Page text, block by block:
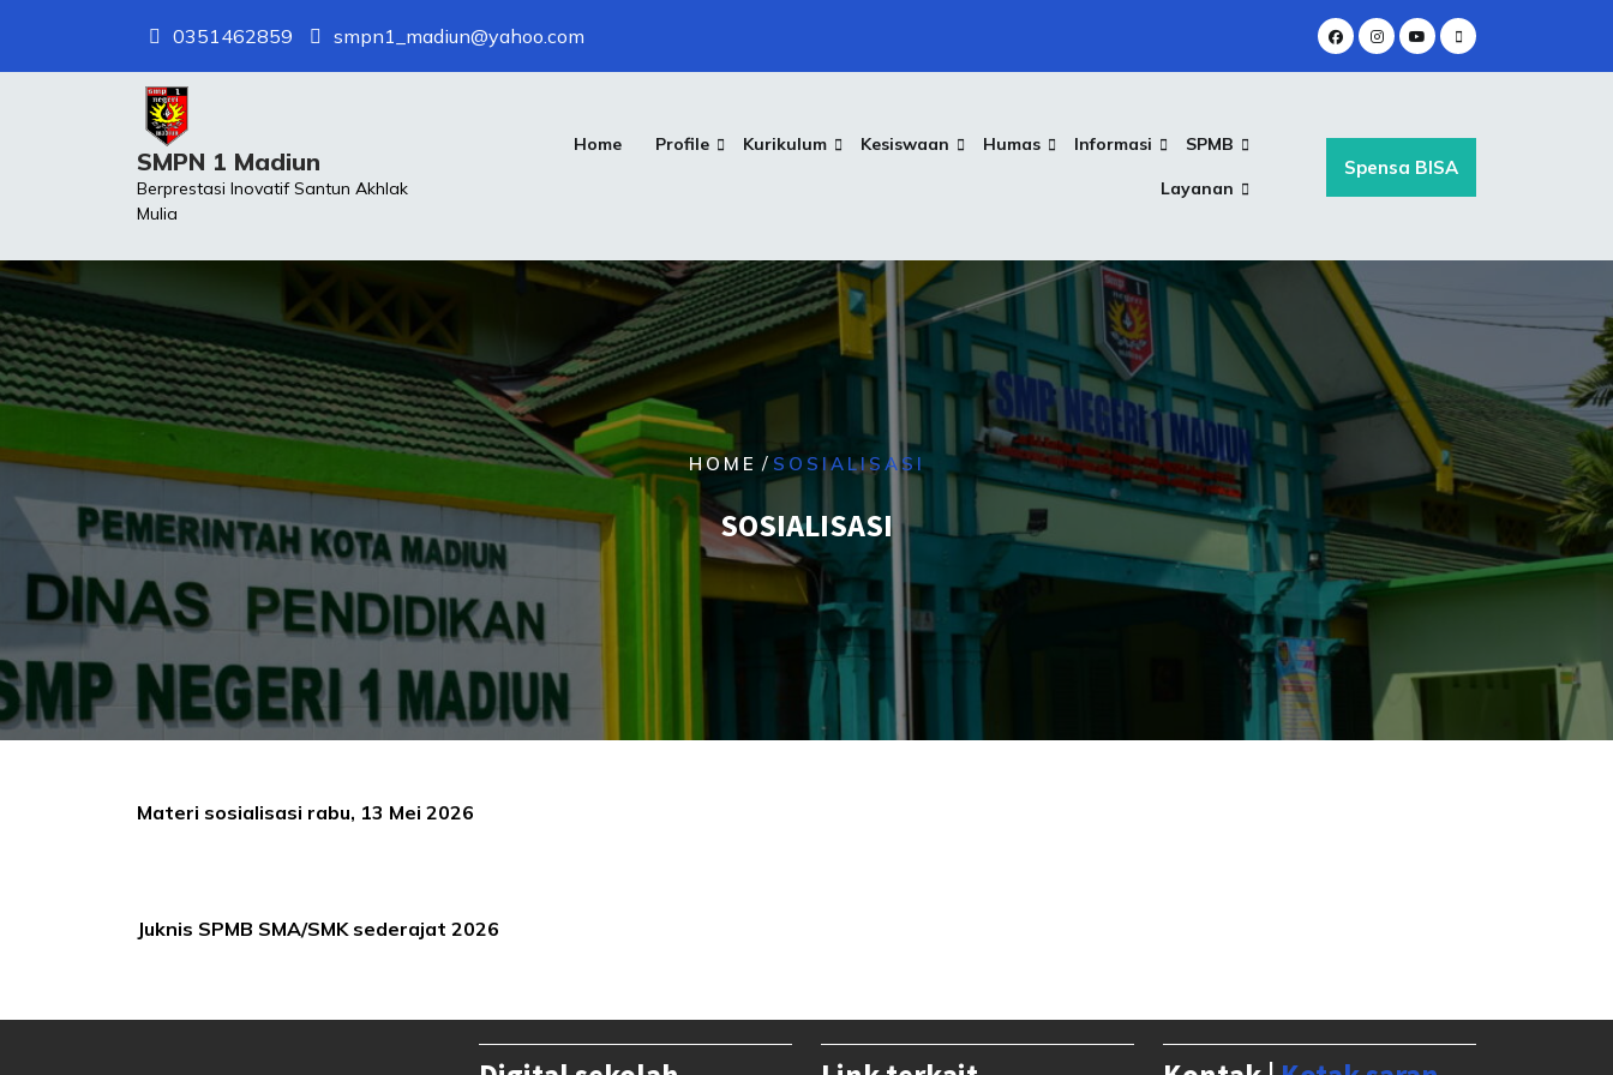
content
0351462859 smpn1_madiun@yahoo.com
SMPN 1 Madiun
Berprestasi Inovatif Santun Akhlak
Mulia
Home Profile Kurikulum Kesiswaan Humas Informasi SPMB
Layanan
Spensa BISA
HOME / SOSIALISASI
SOSIALISASI
Materi sosialisasi rabu, 13 Mei 2026
Juknis SPMB SMA/SMK sederajat 2026